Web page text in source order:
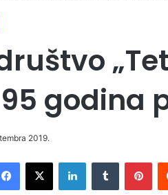
godina
2019.
Facebook
X LinkedInTumblr